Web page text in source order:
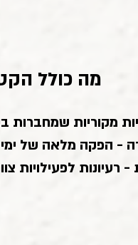
מה כולל
מקוריות שמחברות
- הפקה מלאה של ימי
​רעיונות לפעילויות